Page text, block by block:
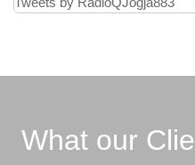
What our